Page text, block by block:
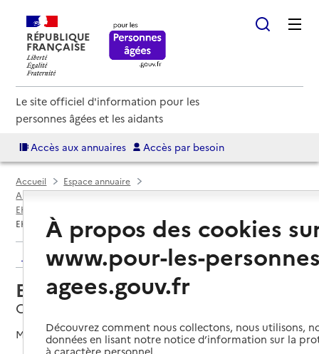
RÉPUBLIQUE
FRANÇAISE
Le site officiel d'information pour les
personnes âgées et les aidants
Accès aux annuaires Accès par besoin
Accueil
Espace annuaire
Annuaire EHPAD et maisons de retraite
EHPAD par département
EHPAD Le Marronnier
Retour aux résultats de l'annuaire
EHPAD Le Marronnier
Carcassonne, AUDE
Mis à jour le09/03/2026
À propos des cookies
www.pour-les-
agees.gouv.fr
Découvrez comment nous collectons, nous utilisons,
données en lisant notre notice d’information sur la